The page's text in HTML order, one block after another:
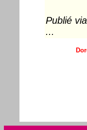
Publié
...